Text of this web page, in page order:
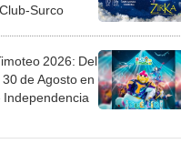
Surco
2026: Del
de Agosto en
Independencia